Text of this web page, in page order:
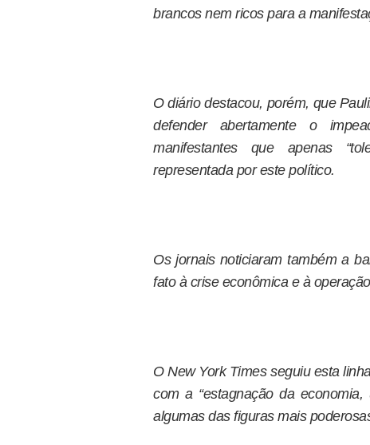
brancos nem ricos para a
O diário destacou, porém, que
defender abertamente o
manifestantes que apenas
representada por este político.
Os jornais noticiaram também a
fato à crise econômica e à
O New York Times seguiu esta
com a “estagnação da
algumas das figuras mais